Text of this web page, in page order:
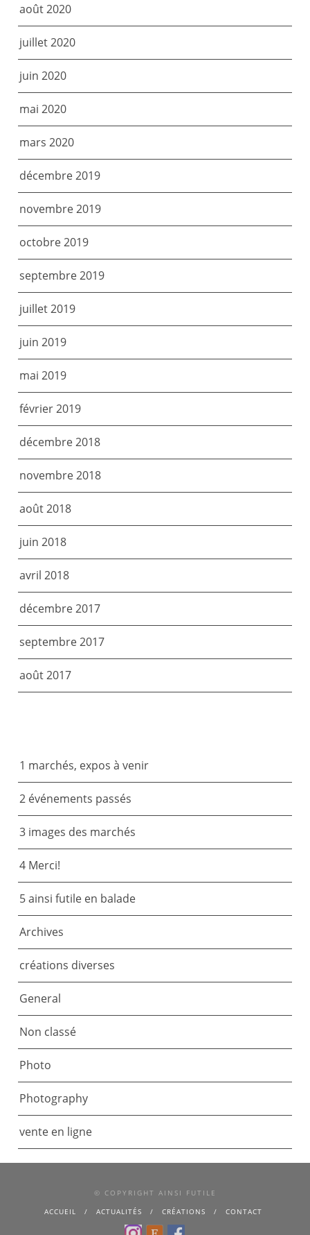
août 2020
juillet 2020
juin 2020
mai 2020
mars 2020
décembre 2019
novembre 2019
octobre 2019
septembre 2019
juillet 2019
juin 2019
mai 2019
février 2019
décembre 2018
novembre 2018
août 2018
juin 2018
avril 2018
décembre 2017
septembre 2017
août 2017
1 marchés, expos à venir
2 événements passés
3 images des marchés
4 Merci!
5 ainsi futile en balade
Archives
créations diverses
General
Non classé
Photo
Photography
vente en ligne
© COPYRIGHT AINSI FUTILE
ACCUEIL
ACTUALITÉS CRÉATIONS CONTACT